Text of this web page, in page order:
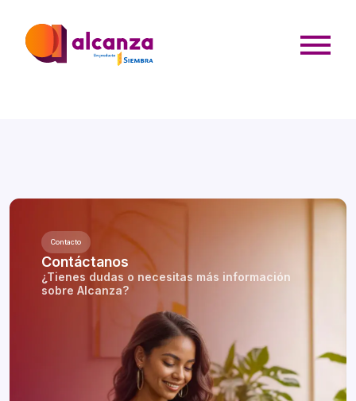
Contacto
Contáctanos
¿Tienes dudas o necesitas más información
sobre Alcanza?